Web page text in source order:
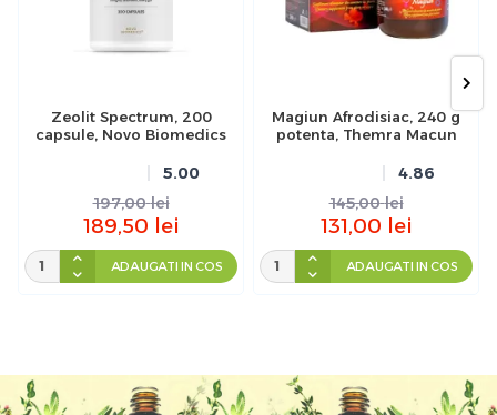
Zeolit Spectrum, 200
capsule, Novo Biomedics
5.00
197,00 lei
189,50 lei
ADAUGATI IN COS
Magiun Afrodisiac, 240 g
potenta, Themra Macun
4.86
145,00 lei
131,00 lei
ADAUGATI IN COS